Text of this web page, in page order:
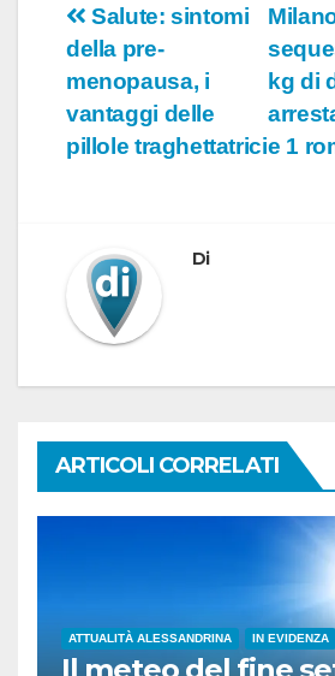
Navigazione
articoli
kg di
e 1
Salute: sintomi
della pre-
menopausa, i
vantaggi delle
pillole traghettatrici
Di
ARTICOLI CORRELATI
ATTUALITÀ ALESSANDRINA IN EVIDENZA